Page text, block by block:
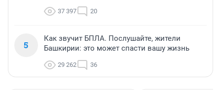
37 397 20
5
Как звучит БПЛА. Послушайте, жители
Башкирии: это может спасти вашу жизнь
29 262 36